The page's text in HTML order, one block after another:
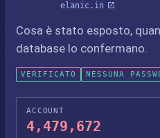
elanic.in
Cosa è stato esposto,
database lo confermano.
VERIFICATO NESSUNA
ACCOUNT
4,479,672